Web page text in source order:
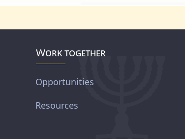
Work together
Opportunities
Resources